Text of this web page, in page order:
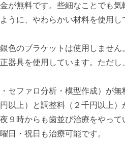
が無料です。 些細なことでも気
うに、 やわらかい材料を使用し
色のブラケットは使用しません
器具を使用しています。ただし
セファロ分析・模型作成）が無
以上）と調整料（２千円以上）
９時からも歯並び治療をやっ
日・祝日も治療可能です。